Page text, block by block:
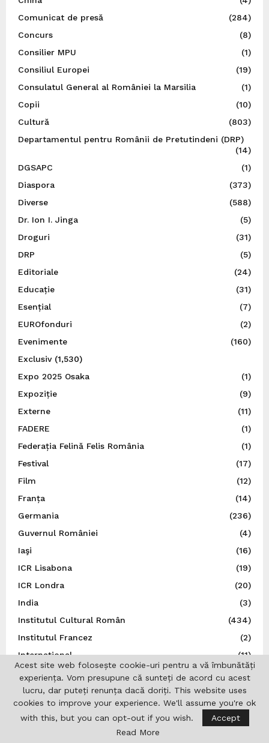
Comunicat de presă
(284)
Concurs
(8)
Consilier MPU
(1)
Consiliul Europei
(19)
Consulatul General al României la Marsilia
(1)
Copii
(10)
Cultură
(803)
Departamentul pentru Românii de Pretutindeni (DRP)
(14)
DGSAPC
(1)
Diaspora
(373)
Diverse
(588)
Dr. Ion I. Jinga
(5)
Droguri
(31)
DRP
(5)
Editoriale
(24)
Educație
(31)
Esențial
(7)
EUROfonduri
(2)
Evenimente
(160)
Exclusiv(1,530)
Expo 2025 Osaka
(1)
Expoziție
(9)
Externe
(11)
FADERE
(1)
Federația Felină Felis România
(1)
Festival
(17)
Film
(12)
Franța
(14)
Germania
(236)
Guvernul României
(4)
Iaşi
(16)
ICR Lisabona
(19)
ICR Londra
(20)
India
(3)
Institutul Cultural Român
(434)
Institutul Francez
(2)
Internațional
(11)
Israel
(18)
Istorie
(44)
(79)
Acest site web folosește cookie-uri pentru a vă îmbunătăți
experiența. Vom presupune că sunteți de acord cu acest
lucru, dar puteți renunța dacă doriți. This website uses
cookies to improve your experience. We'll assume you're ok
with this, but you can opt-out if you wish.
Accept
Read More